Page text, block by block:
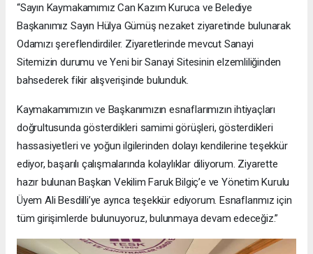
“Sayın Kaymakamımız Can Kazım Kuruca ve Belediye
Başkanımız Sayın Hülya Gümüş nezaket ziyaretinde bulunarak
Odamızı şereflendirdiler. Ziyaretlerinde mevcut Sanayi
Sitemizin durumu ve Yeni bir Sanayi Sitesinin elzemliliğinden
bahsederek fikir alışverişinde bulunduk.
Kaymakamımızın ve Başkanımızın esnaflarımızın ihtiyaçları
doğrultusunda gösterdikleri samimi görüşleri, gösterdikleri
hassasiyetleri ve yoğun ilgilerinden dolayı kendilerine teşekkür
ediyor, başarılı çalışmalarında kolaylıklar diliyorum. Ziyarette
hazır bulunan Başkan Vekilim Faruk Bilgiç’e ve Yönetim Kurulu
Üyem Ali Besdilli’ye ayrıca teşekkür ediyorum. Esnaflarımız için
tüm girişimlerde bulunuyoruz, bulunmaya devam edeceğiz.”